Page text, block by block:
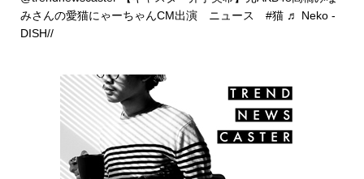
みさんの愛猫にゃーちゃんCM出演 ニュース #猫 ♬ Neko -
DISH//